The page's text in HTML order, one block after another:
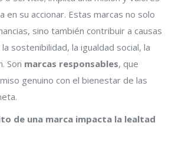
en su accionar. Estas marcas no solo
sino también contribuir a causas
sostenibilidad, la igualdad social, la
Son marcas responsables, que
genuino con el bienestar de las
de una marca impacta la lealtad